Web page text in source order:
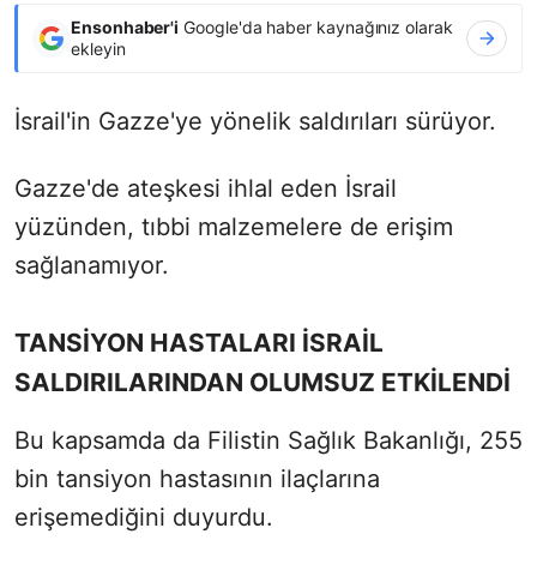
Ensonhaber'i Google'da haber kaynağınız olarak
ekleyin
İsrail'in Gazze'ye yönelik saldırıları sürüyor.
Gazze'de ateşkesi ihlal eden İsrail
yüzünden, tıbbi malzemelere de erişim
sağlanamıyor.
TANSİYON HASTALARI İSRAİL
SALDIRILARINDAN OLUMSUZ ETKİLENDİ
Bu kapsamda da Filistin Sağlık Bakanlığı, 255
bin tansiyon hastasının ilaçlarına
erişemediğini duyurdu.